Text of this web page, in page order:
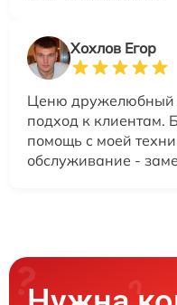
Хохлов Егор
Ценю дружелюбный
подход к клиентам.
помощь с моей
обслуживание -